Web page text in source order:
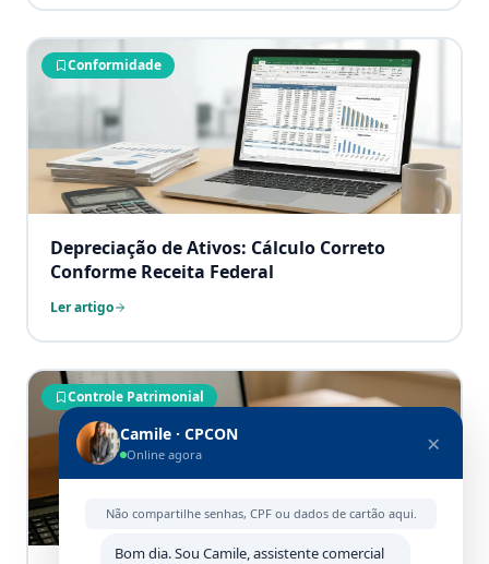
Conformidade
Depreciação de Ativos: Cálculo Correto
Conforme Receita Federal
Ler artigo
Controle Patrimonial
Camile · CPCON
Online agora ×
Não compartilhe senhas, CPF ou dados de cartão aqui.
Bom dia. Sou Camile, assistente comercial